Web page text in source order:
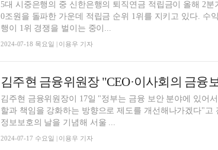
5대 시중은행의 중 신한은행의 퇴직연금 적립금이 올해 2
0조원을 돌파한 가운데 적립금 순위 1위를 지키고 있다. 수
행이 1위 경쟁을 벌이는 중이...
2024-07-18 목요일 | 이용우 기자
김주현 금융위원장 "CEO·이사회의 금융
김주현 금융위원장이 17일 "정부는 금융 보안 분야에 있어
할과 책임을 강화하는 방향으로 제도를 개선해나가겠다"고
정보보호의 날을 기념해 서울 ...
2024-07-17 수요일 | 이용우 기자